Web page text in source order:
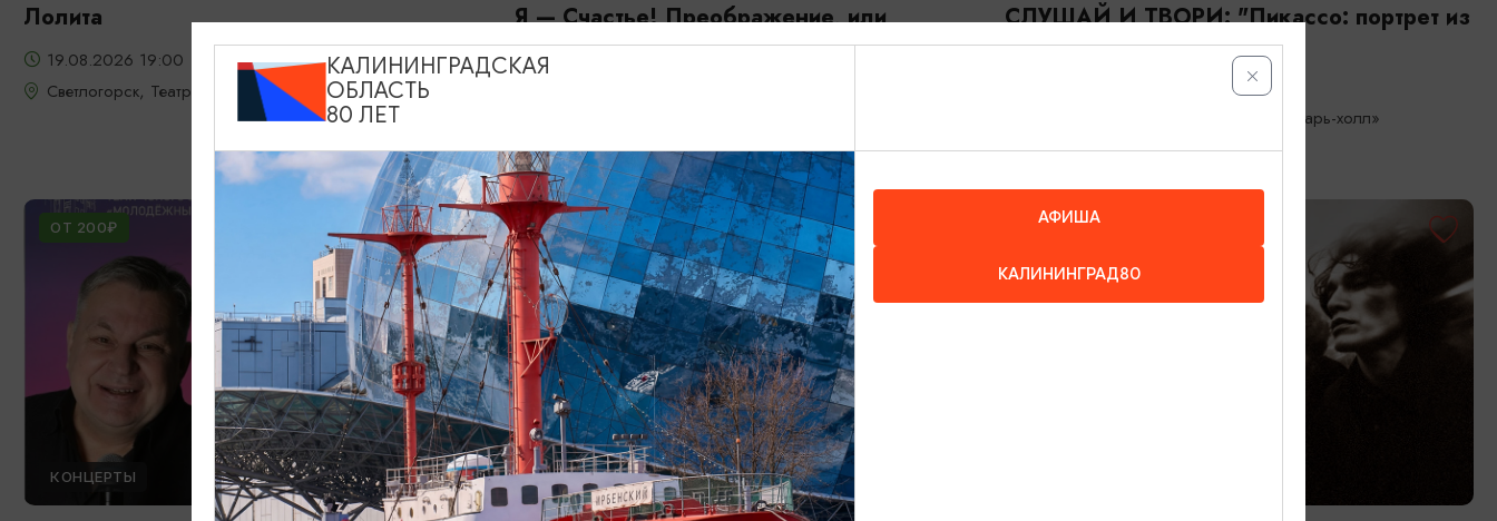
Лолита
19.08.2026 19:00
Светлогорск, Театр эстрады «Янтарь-холл»
Я — Счастье! Преображение, или
Швабракадабра
СЛУШАЙ И ТВОРИ: "Пикассо: портрет из
кубиков"
Светлогорск, Арт-пространство «Янтарь-холл»
ОТ 200₽
КОНЦЕРТЫ
ОТ 2500₽
КОНЦЕРТЫ
ОТ 2300₽
КАЛИНИНГРАДСКАЯ
ОБЛАСТЬ
80 ЛЕТ
АФИША
КАЛИНИНГРАД80